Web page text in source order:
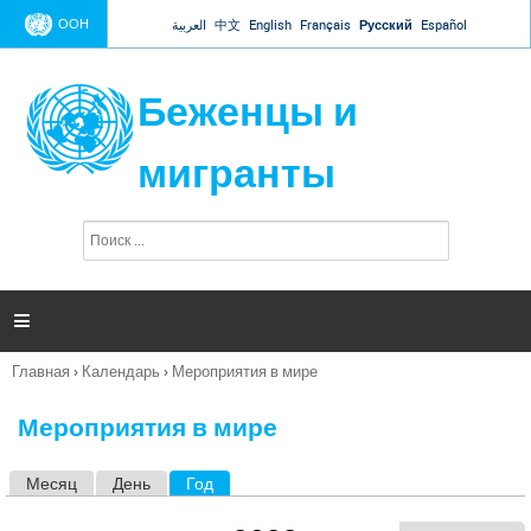
Jump to navigation
ООН العربية 中文 English Français Русский Español
Беженцы и
мигранты
п
и

Вы
Главная › Календарь › Мероприятия в мире
Мероприятия в мире
Месяц День Год